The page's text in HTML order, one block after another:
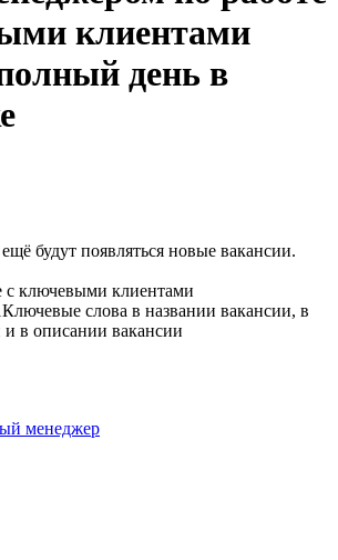
клиентами
день в
будут появляться новые вакансии.
с ключевыми клиентами
Ключевые слова в названии вакансии, в
в описании вакансии
менеджер